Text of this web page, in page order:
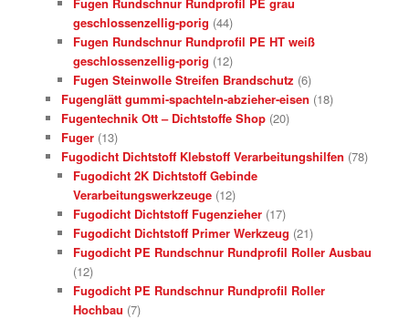
geschlossenzellig-porig (44)
Fugen Rundschnur Rundprofil PE HT weiß
geschlossenzellig-porig (12)
Fugen Steinwolle Streifen Brandschutz (6)
Fugenglätt gummi-spachteln-abzieher-eisen (18)
Fugentechnik Ott – Dichtstoffe Shop (20)
Fuger (13)
Fugodicht Dichtstoff Klebstoff Verarbeitungshilfen (78)
Fugodicht 2K Dichtstoff Gebinde
Verarbeitungswerkzeuge (12)
Fugodicht Dichtstoff Fugenzieher (17)
Fugodicht Dichtstoff Primer Werkzeug (21)
Fugodicht PE Rundschnur Rundprofil Roller Ausbau
(12)
Fugodicht PE Rundschnur Rundprofil Roller
Hochbau (7)